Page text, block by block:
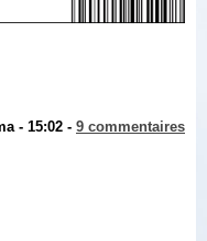
- 15:02 - 9 commentaires